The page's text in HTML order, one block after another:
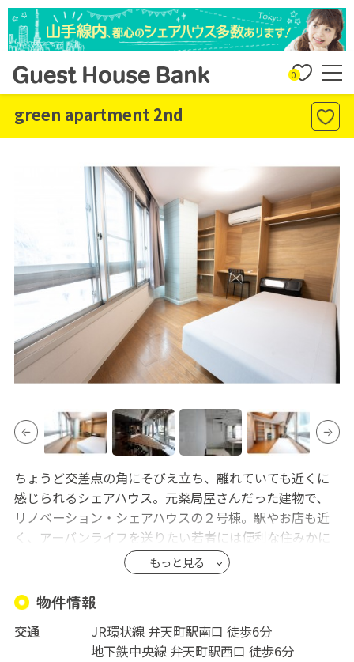
0
green apartment 2nd
ちょうど交差点の角にそびえ立ち、離れていても近くに
感じられるシェアハウス。元薬局屋さんだった建物で、
リノベーション・シェアハウスの２号棟。駅やお店も近
く、アーバンライフを送りたい若者には便利な住みかに
なりそうです。四角と三角。無難にいくか、トガってみ
るか。部屋の形も様々で、部屋選びだけでも楽しめま
す。広い屋上もあり、夏は友人たちと楽しい時間を過ご
したり。色々な個性が１つになったシェアハウスです。
もっと見る
物件情報
交通
JR環状線 弁天町駅南口 徒歩6分
地下鉄中央線 弁天町駅西口 徒歩6分